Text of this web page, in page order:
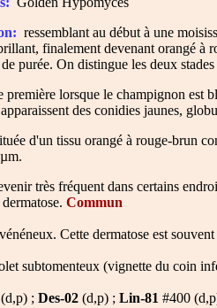
ressemblant au début à une
finalement devenant orangé à
purée. On distingue les deux
première lorsque le champignon est
des conidies jaunes,
d'un tissu orangé à rouge-brun
très fréquent dans certains
Commun
Cette dermatose est
subtomenteux (vignette du coin
; Des-02 (d,p) ; Lin-81 #400